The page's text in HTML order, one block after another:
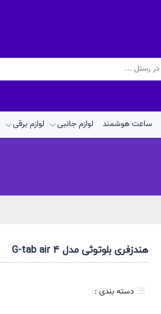
ساعت هوشمند لوازم جانبی لوازم برقی
هندزفری بلوتوثی مدل G-tab air 4
دسته بندی :